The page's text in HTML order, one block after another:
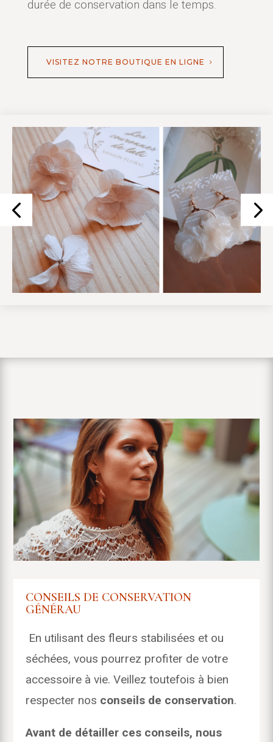
durée de conservation dans le temps.
VISITEZ NOTRE BOUTIQUE EN LIGNE
CONSEILS DE CONSERVATION
GÉNÉRAU
En utilisant des fleurs stabilisées et ou
séchées, vous pourrez profiter de votre
accessoire à vie. Veillez toutefois à bien
respecter nos conseils de conservation.
Avant de détailler ces conseils, nous